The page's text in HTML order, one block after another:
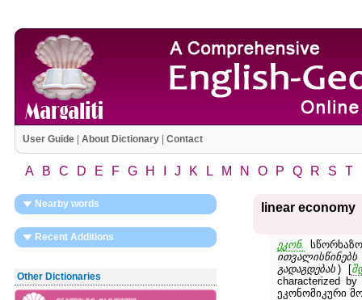
User Guide| About Dictionary| Contact
A B C D E F G H J K L M N O P Q R S T
Nearby words
Recent Additions
Other Dictionaries
linear economy
ეკონ.
გადაგდებას ) [
characterized
ეკონომიკური